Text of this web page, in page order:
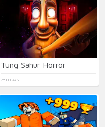
Tung Sahur Horror
751 PLAYS